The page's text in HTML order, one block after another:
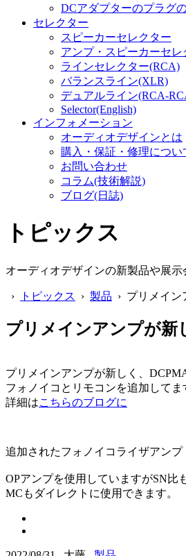
DCアダプターのプラグ
セレクター
スピーカーセレクター
アンプ・スピーカーセレ
ラインセレクター(RCA)
バランスライン(XLR)
デュアルライン(RCA-
Selector(English)
インフォメーション
オーディオデザインとは
購入・保証・修理につい
お問い合わせ
コラム(技術解説)
ブログ(日誌)
トピックス
オーディオデザインの新製品や展
› トピックス › 製品 › プリメイン
プリメインアンプが新
プリメインアンプが新しく、
フォノイコとリモコンを追加してま
詳細はこちらのブログに
追加されたフォノイコライザアンプ
OPアンプを使用していますがSN比
MCもダイレクトに使用できます。